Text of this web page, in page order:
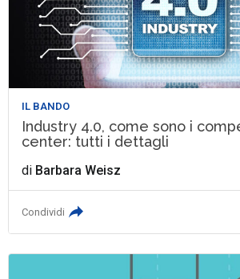
IL BANDO
Industry 4.0, come sono i
center: tutti i dettagli
di Barbara Weisz
Condividi